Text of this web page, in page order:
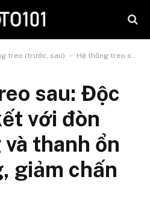
treo (trước, sau) - Hệ thống treo sau: Độc lập,5 liên kết với đòn dẫn hướng và thanh ổn định ngang, giảm chấn khí nén
sau: Độc
với đòn
thanh ổn
giảm chấn